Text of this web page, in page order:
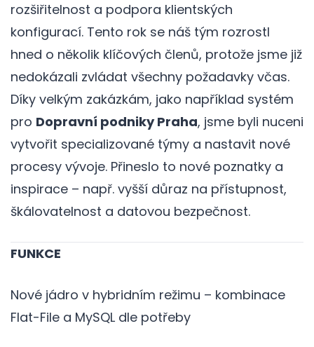
rozšiřitelnost a podpora klientských
konfigurací. Tento rok se náš tým rozrostl
hned o několik klíčových členů, protože jsme již
nedokázali zvládat všechny požadavky včas.
Díky velkým zakázkám, jako například systém
pro Dopravní podniky Praha, jsme byli nuceni
vytvořit specializované týmy a nastavit nové
procesy vývoje. Přineslo to nové poznatky a
inspirace – např. vyšší důraz na přístupnost,
škálovatelnost a datovou bezpečnost.
FUNKCE
Nové jádro v hybridním režimu – kombinace
Flat-File a MySQL dle potřeby